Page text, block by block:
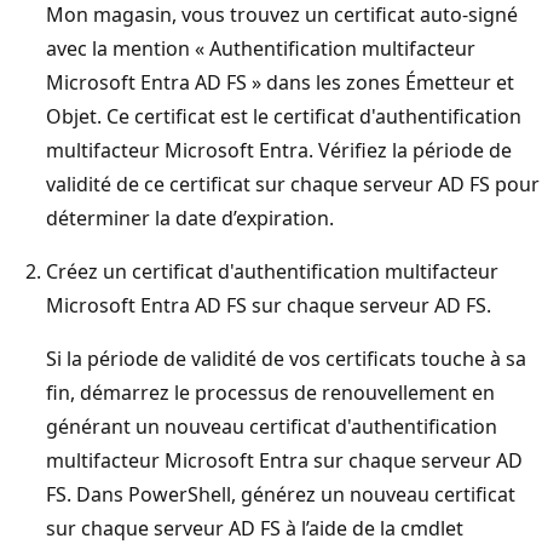
Mon magasin, vous trouvez un certificat auto-signé
avec la mention « Authentification multifacteur
Microsoft Entra AD FS » dans les zones Émetteur et
Objet. Ce certificat est le certificat d'authentification
multifacteur Microsoft Entra. Vérifiez la période de
validité de ce certificat sur chaque serveur AD FS pour
déterminer la date d’expiration.
Créez un certificat d'authentification multifacteur
Microsoft Entra AD FS sur chaque serveur AD FS.
Si la période de validité de vos certificats touche à sa
fin, démarrez le processus de renouvellement en
générant un nouveau certificat d'authentification
multifacteur Microsoft Entra sur chaque serveur AD
FS. Dans PowerShell, générez un nouveau certificat
sur chaque serveur AD FS à l’aide de la cmdlet